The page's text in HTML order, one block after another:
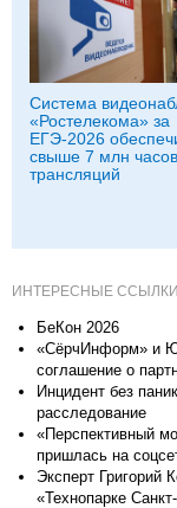
Система
«Ростелекома» за
ЕГЭ-2026
свыше 7 млн часов
трансляций
ИНТЕРЕСНЫЕ ССЫЛКИ
БеКон 2026
«СёрчИнформ» и
соглашение о
Инцидент без
расследование
«Перспективный
пришлась на
Эксперт Григорий
«Технопарке